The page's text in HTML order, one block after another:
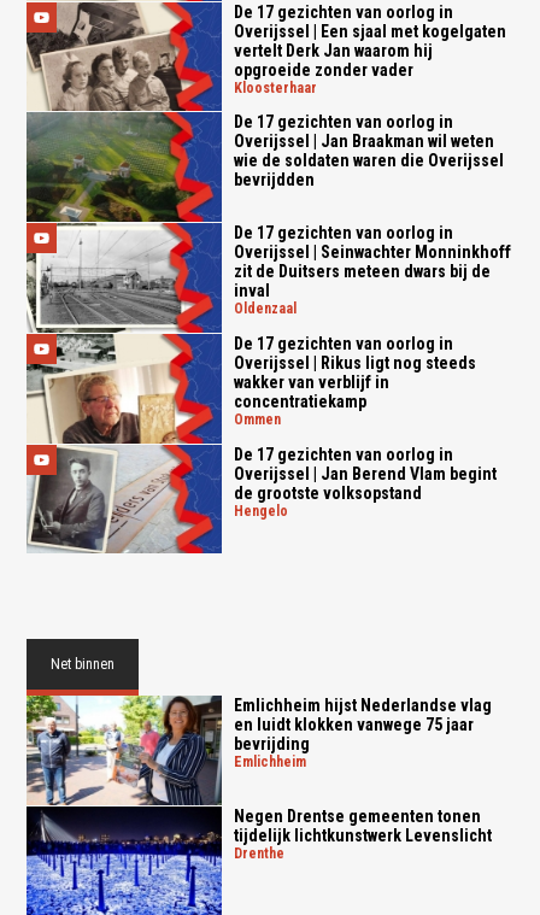
De 17 gezichten van oorlog in
Overijssel | Een sjaal met kogelgaten
vertelt Derk Jan waarom hij
opgroeide zonder vader
kloosterhaar
De 17 gezichten van oorlog in
Overijssel | Jan Braakman wil weten
wie de soldaten waren die Overijssel
bevrijdden
De 17 gezichten van oorlog in
Overijssel | Seinwachter Monninkhoff
zit de Duitsers meteen dwars bij de
inval
oldenzaal
De 17 gezichten van oorlog in
Overijssel | Rikus ligt nog steeds
wakker van verblijf in
concentratiekamp
ommen
De 17 gezichten van oorlog in
Overijssel | Jan Berend Vlam begint
de grootste volksopstand
hengelo
Net binnen
Emlichheim hijst Nederlandse vlag
en luidt klokken vanwege 75 jaar
bevrijding
emlichheim
Negen Drentse gemeenten tonen
tijdelijk lichtkunstwerk Levenslicht
drenthe